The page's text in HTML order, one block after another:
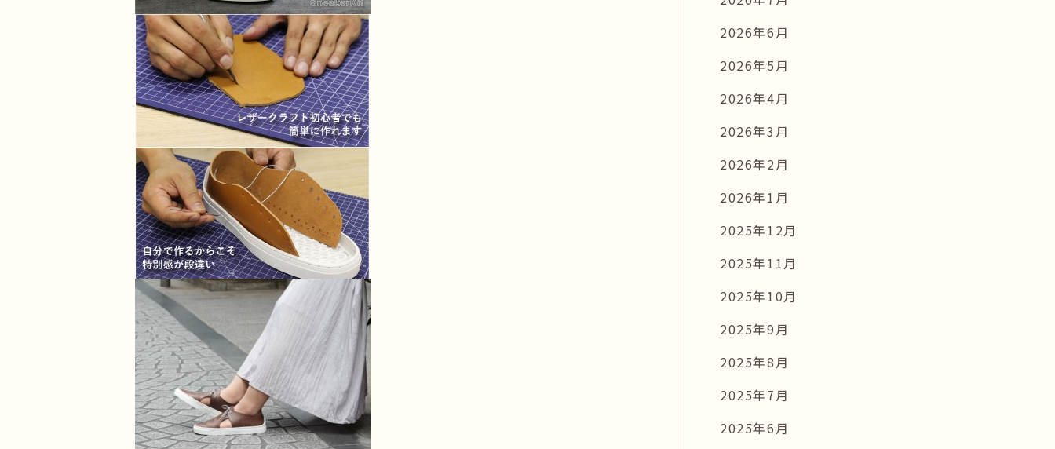
2026年6月
2026年5月
2026年4月
2026年3月
2026年2月
2026年1月
2025年12月
2025年11月
2025年10月
2025年9月
2025年8月
2025年7月
2025年6月